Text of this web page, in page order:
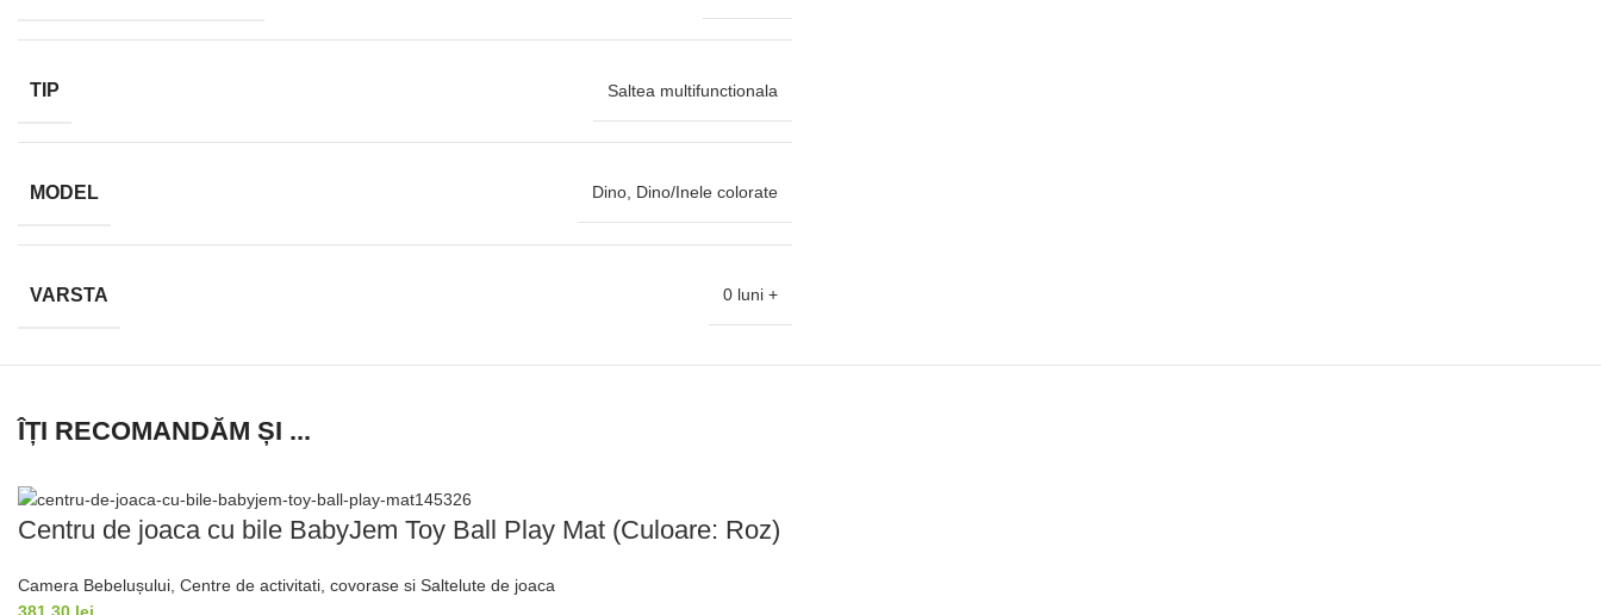
TIP Saltea multifunctionala
MODEL Dino, Dino/Inele colorate
VARSTA 0 luni +
ÎȚI RECOMANDĂM ȘI ...
Centru de joaca cu bile BabyJem Toy Ball Play Mat (Culoare: Roz)
Camera Bebelușului,Centre de activitati, covorase si Saltelute de joaca